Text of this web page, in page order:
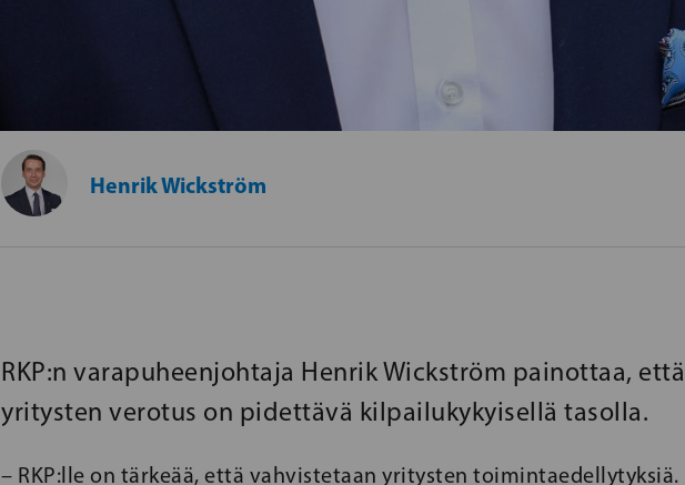
Henrik Wickström
RKP:n varapuheenjohtaja Henrik Wickström painottaa, että
yritysten verotus on pidettävä kilpailukykyisellä tasolla.
– RKP:lle on tärkeää, että vahvistetaan yritysten toimintaedellytyksiä.